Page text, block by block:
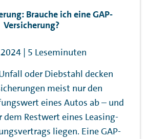
Brauche ich eineGAP-
Versicherung?
| 5 Leseminuten
oder Diebstahl decken
meist nur den
eines Autos ab – und
dem Restwert eines Leasing-
liegen. EineGAP-